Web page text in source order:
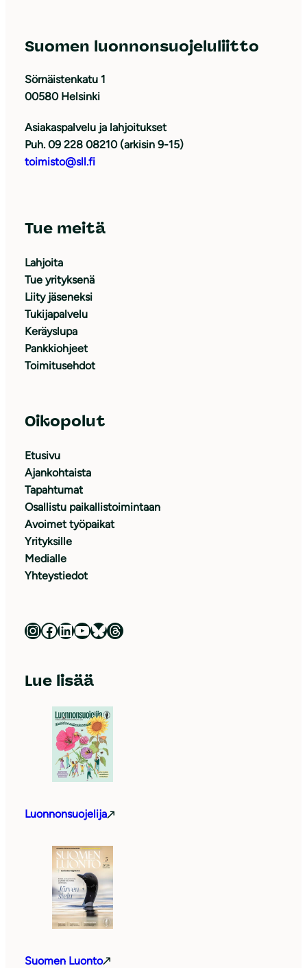
Suomen luonnonsuojeluliitto
Sörnäistenkatu 1
00580 Helsinki
Asiakaspalvelu ja lahjoitukset
Puh. 09 228 08210 (arkisin 9-15)
toimisto@sll.fi
Tue meitä
Lahjoita
Tue yrityksenä
Liity jäseneksi
Tukijapalvelu
Keräyslupa
Pankkiohjeet
Toimitusehdot
Oikopolut
Etusivu
Ajankohtaista
Tapahtumat
Osallistu paikallistoimintaan
Avoimet työpaikat
Yrityksille
Medialle
Yhteystiedot
Luonnonsuojeluliitto Instagramissa Luonnonsuojeluliitto Facebookissa Luonnonsuojeluliitto LinkedInissä Luonnonsuojeluliiton YouTube-kanava Luonnonsuojeluliitto Blueskyssa Luonnonsuojeluliitto Threadsissa
Lue lisää
Luonnonsuojelija
Suomen Luonto